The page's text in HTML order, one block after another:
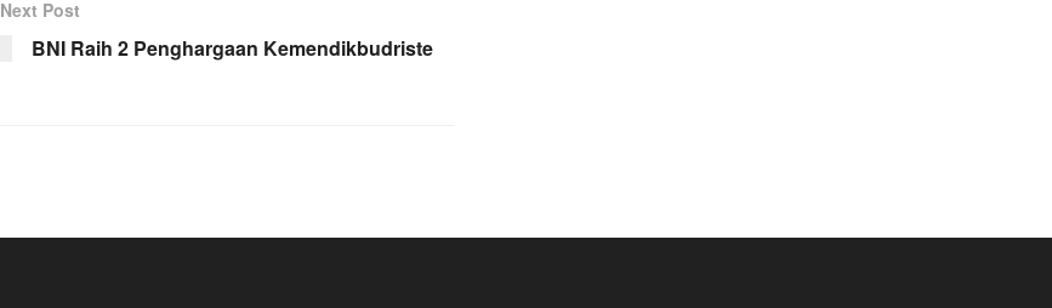
Next Post
BNI Raih 2 Penghargaan Kemendikbudriste